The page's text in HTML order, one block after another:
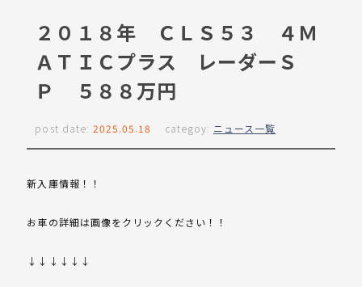
２０１８年 ＣＬＳ５３ ４Ｍ
ＡＴＩＣプラス レーダーＳ
Ｐ ５８８万円
post date: 2025.05.18 categoy: ニュース一覧
新入庫情報！！
お車の詳細は画像をクリックください！！
↓↓↓↓↓↓